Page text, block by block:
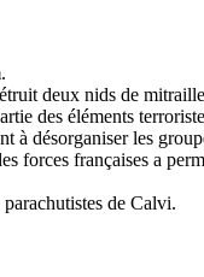
deux nids de
des éléments
désorganiser les
forces françaises a
de Calvi.